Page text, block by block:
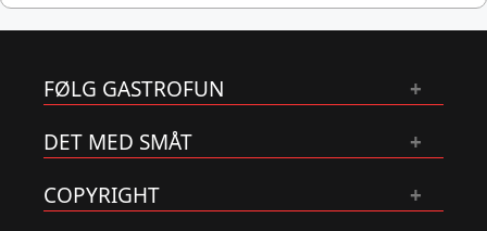
FØLG GASTROFUN
DET MED SMÅT
COPYRIGHT